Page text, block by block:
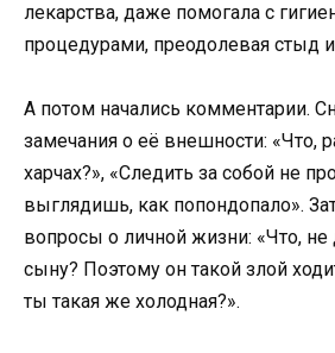
лекарства, даже помогала с
процедурами, преодолевая стыд
А потом начались комментарии.
замечания о её внешности: «Что,
харчах?», «Следить за собой не
выглядишь, как попондопало».
вопросы о личной жизни: «Что,
сыну? Поэтому он такой злой
ты такая же холодная?».